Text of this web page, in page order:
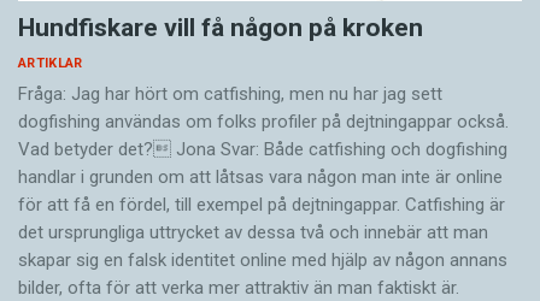
Hundfiskare vill få någon på kroken
ARTIKLAR
Fråga: Jag har hört om catfishing, men nu har jag sett
dogfishing användas om folks profiler på dejtningappar också.
Vad betyder det? Jona Svar: Både catfishing och dogfishing
handlar i grunden om att låtsas vara någon man inte är online
för att få en fördel, till exempel på dejtningappar. Catfishing är
det ursprungliga uttrycket av dessa två och innebär att man
skapar sig en falsk identitet online med hjälp av någon annans
bilder, ofta för att verka mer attraktiv än man faktiskt är.